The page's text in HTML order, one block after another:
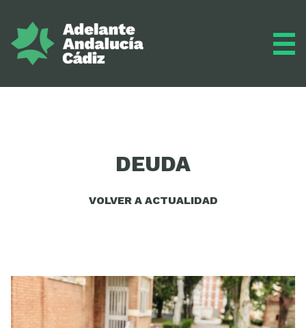
Videos
DEUDA
VOLVER A ACTUALIDAD